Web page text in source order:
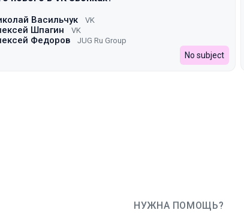
Васильчук VK
Шпагин VK
Федоров JUG Ru Group
No subject
НУЖНА ПОМОЩЬ?